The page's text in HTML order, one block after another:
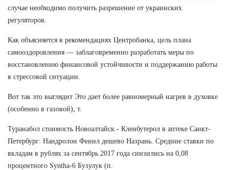
случае необходимо получить разрешение от украинских
регуляторов.
Как объясняется в рекомендациях Центробанка, цель плана
самооздоровления — заблаговременно разработать меры по
восстановлению финансовой устойчивости и поддержанию работы
в стрессовой ситуации.
Вот так это выглядит Это дает более равномерный нагрев в духовке
(особенно в газовой), т.
Туранабол стоимость Новоалтайск - Кленбутерол в аптеке Санкт-
Петербург: Нандролон Фенил дешево Назрань. Средние ставки по
вкладам в рублях за сентябрь 2017 года снизились на 0,08
процентного Syntha-6 Бузулук (п.